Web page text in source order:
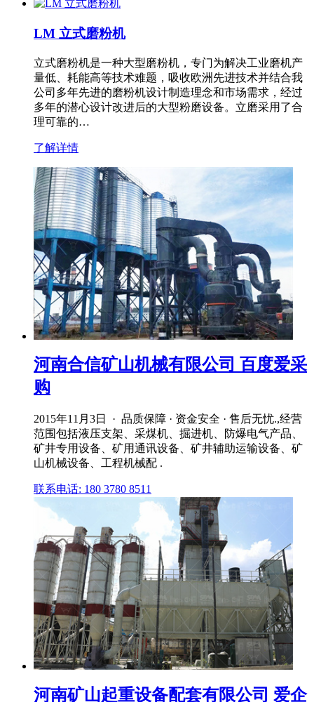
LM 立式磨粉机
立式磨粉机是一种大型磨粉机，专门为解决工业磨机产
量低、耗能高等技术难题，吸收欧洲先进技术并结合我
公司多年先进的磨粉机设计制造理念和市场需求，经过
多年的潜心设计改进后的大型粉磨设备。立磨采用了合
理可靠的…
了解详情
河南合信矿山机械有限公司 百度爱采
购
2015年11月3日 · 品质保障 · 资金安全 · 售后无忧.,经营
范围包括液压支架、采煤机、掘进机、防爆电气产品、
矿井专用设备、矿用通讯设备、矿井辅助运输设备、矿
山机械设备、工程机械配 .
联系电话: 180 3780 8511
河南矿山起重设备配套有限公司 爱企